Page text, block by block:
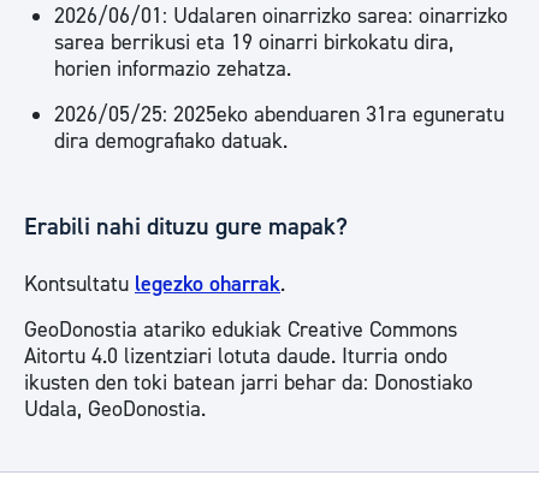
2026/06/01: Udalaren oinarrizko sarea: oinarrizko
sarea berrikusi eta 19 oinarri birkokatu dira,
horien informazio zehatza.
2026/05/25: 2025eko abenduaren 31ra eguneratu
dira demografiako datuak.
Erabili nahi dituzu gure mapak?
Kontsultatu legezko oharrak.
GeoDonostia atariko edukiak Creative Commons
Aitortu 4.0 lizentziari lotuta daude. Iturria ondo
ikusten den toki batean jarri behar da: Donostiako
Udala, GeoDonostia.